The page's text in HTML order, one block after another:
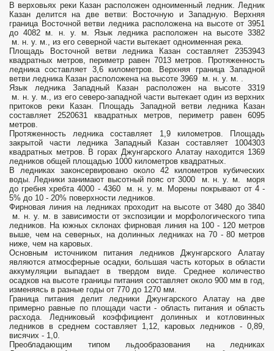
В верховьях реки Казан расположен одноименный ледник. Ледник
Казан делится на две ветви: Восточную и Западную. Верхняя
граница Восточной ветви ледника расположена на высоте от 3951
до 4082 м. н. у. м. Язык ледника расположен на высоте 3382
м. н. у. м., из его северной части вытекает одноименная река.
Площадь Восточной ветви ледника Казан составляет 2353943
квадратных метров, периметр равен 7013 метров. Протяженность
ледника составляет 3,6 километров. Верхняя граница Западной
ветви ледника Казан расположена на высоте 3969 м. н. у. м. .
Язык ледника Западный Казан расположен на высоте 3319
м. н. у. м., из его северо-западной части вытекает один из верхних
притоков реки Казан. Площадь Западной ветви ледника Казан
составляет 2520631 квадратных метров, периметр равен 6095
метров.
Протяженность ледника составляет 1,9 километров. Площадь
закрытой части ледника Западный Казан составляет 1004303
квадратных метров. В горах Джунгарского Алатау находится 1369
ледников общей площадью 1000 километров квадратных.
В ледниках законсервировано около 42 километров кубических
воды. Ледники занимают высотный пояс от 3000 м. н. у. м. моря
до гребня хребта 4000 - 4360 м. н. у. м. Морены покрывают от 4 -
5% до 10 - 20% поверхности ледников.
Фирновая линия на ледниках проходит на высоте от 3480 до 3840
м. н. у. м. в зависимости от экспозиции и морфологического типа
ледников. На южных склонах фирновая линия на 100 - 120 метров
выше, чем на северных, на долинных ледниках на 70 - 80 метров
ниже, чем на каровых.
Основным источником питания ледников Джунгарского Алатау
являются атмосферные осадки, большая часть которых в области
аккумуляции выпадает в твердом виде. Среднее количество
осадков на высоте границы питания составляет около 900 мм в год,
изменяясь в разные годы от 770 до 1270 мм.
Граница питания делит ледники Джунгарского Алатау на две
примерно равные по площади части - область питания и область
расхода. Ледниковый коэффициент долинных и котловинных
ледников в среднем составляет 1,12, каровых ледников - 0,89,
висячих - 1,0.
Преобладающим типом льдообразования на ледниках